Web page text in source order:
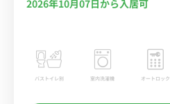
2026年10月07日から入居可
バストイレ別 室内洗濯機 オートロック